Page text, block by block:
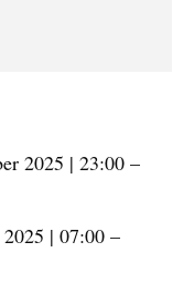
2025 | 23:00 –
| 07:00 –